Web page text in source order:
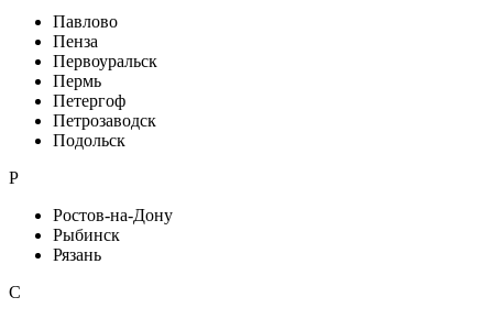
Павлово
Пенза
Первоуральск
Пермь
Петергоф
Петрозаводск
Подольск
Р
Ростов-на-Дону
Рыбинск
Рязань
С